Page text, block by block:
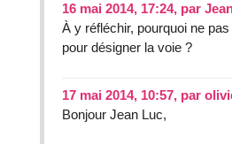
16 mai 2014, 17:24, par
À y réfléchir, pourquoi ne
pour désigner la voie ?
17 mai 2014, 10:57, par
Bonjour Jean Luc,